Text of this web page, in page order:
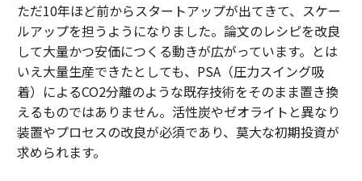
ただ10年ほど前からスタートアップが出てきて、スケー
ルアップを担うようになりました。論文のレシピを改良
して大量かつ安価につくる動きが広がっています。とは
いえ大量生産できたとしても、PSA（圧力スイング吸
着）によるCO2分離のような既存技術をそのまま置き換
えるものではありません。活性炭やゼオライトと異なり
装置やプロセスの改良が必須であり、莫大な初期投資が
求められます。